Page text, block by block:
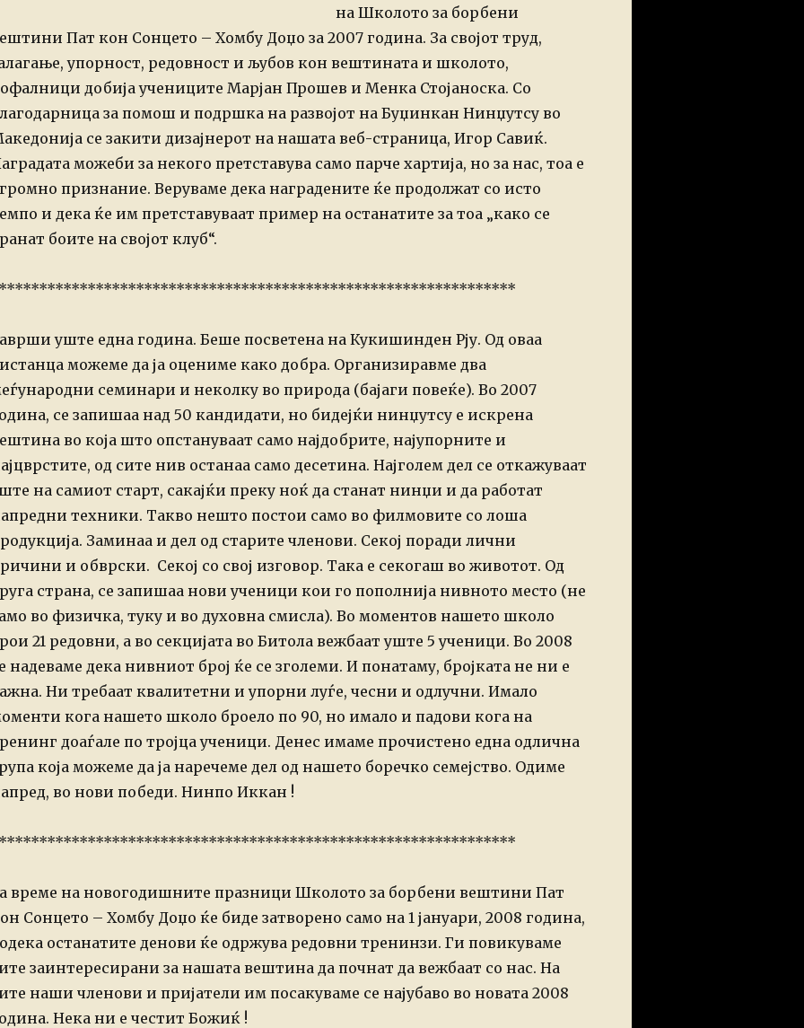
на Школото за борбени
Пат кон Сонцето – Хомбу Доџо за 2007 година. За својот труд,
упорност, редовност и љубов кон вештината и школото,
добија учениците Марјан Прошев и Менка Стојаноска. Со
за помош и подршка на развојот на Буџинкан Нинџутсу во
се закити дизајнерот на нашата веб-страница, Игор Савиќ.
можеби за некого претставува само парче хартија, но за нас, тоа е
признание. Веруваме дека наградените ќе продолжат со исто
и дека ќе им претставуваат пример на останатите за тоа „како се
боите на својот клуб“.
уште една година. Беше посветена на Кукишинден Рју. Од оваа
можеме да ја оцениме како добра. Организиравме два
семинари и неколку во природа (бајаги повеќе). Во 2007
се запишаа над 50 кандидати, но бидејќи нинџутсу е искрена
во која што опстануваат само најдобрите, најупорните и
од сите нив останаа само десетина. Најголем дел се откажуваат
на самиот старт, сакајќи преку ноќ да станат нинџи и да работат
техники. Такво нешто постои само во филмовите со лоша
Заминаа и дел од старите членови. Секој поради лични
и обврски. Секој со свој изговор. Така е секогаш во животот. Од
страна, се запишаа нови ученици кои го пополнија нивното место (не
во физичка, туку и во духовна смисла). Во моментов нашето школо
21 редовни, а во секцијата во Битола вежбаат уште 5 ученици. Во 2008
надеваме дека нивниот број ќе се зголеми. И понатаму, бројката не ни е
Ни требаат квалитетни и упорни луѓе, чесни и одлучни. Имало
кога нашето школо броело по 90, но имало и падови кога на
доаѓале по тројца ученици. Денес имаме прочистено една одлична
која можеме да ја наречеме дел од нашето боречко семејство. Одиме
во нови победи. Нинпо Иккан !
време на новогодишните празници Школото за борбени вештини Пат
Сонцето – Хомбу Доџо ќе биде затворено само на 1 јануари, 2008 година,
останатите денови ќе одржува редовни тренинзи. Ги повикуваме
заинтересирани за нашата вештина да почнат да вежбаат со нас. На
наши членови и пријатели им посакуваме се најубаво во новата 2008
Нека ни е честит Божиќ !